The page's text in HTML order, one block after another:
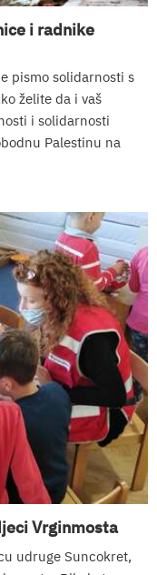
i radnike
pismo solidarnosti s
želite da i vaš
i solidarnosti
Palestinu na
Vrginmosta
udruge Suncokret,